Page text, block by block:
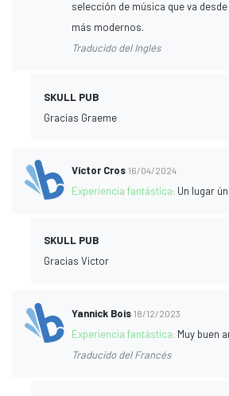
selección de música que va
más modernos.
Traducido del Inglés
SKULL PUB
Gracias Graeme
Víctor Cros 16/04/2024
Experiencia fantástica: Un lugar
SKULL PUB
Gracias Victor
Yannick Bois 18/12/2023
Experiencia fantástica: Muy buen
Traducido del Francés